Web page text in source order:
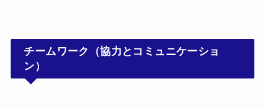
チームワーク（協力とコミュニケーショ
ン）